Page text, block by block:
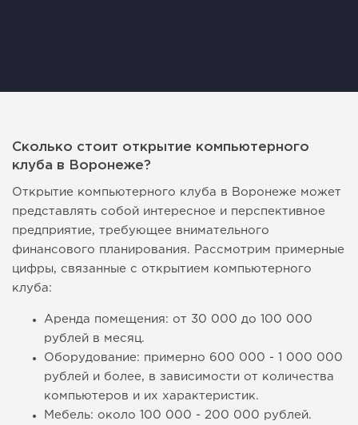
Сколько стоит открытие компьютерного
клуба в Воронеже?
Открытие компьютерного клуба в Воронеже может
представлять собой интересное и перспективное
предприятие, требующее внимательного
финансового планирования. Рассмотрим примерные
цифры, связанные с открытием компьютерного
клуба:
Аренда помещения: от 30 000 до 100 000
рублей в месяц.
Оборудование: примерно 600 000 - 1 000 000
рублей и более, в зависимости от количества
компьютеров и их характеристик.
Мебель: около 100 000 - 200 000 рублей.